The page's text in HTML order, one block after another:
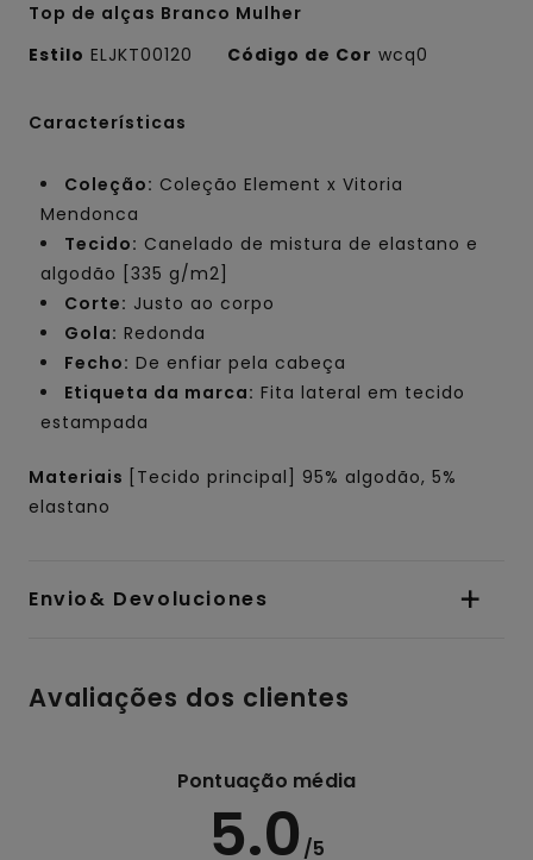
Top de alças Branco Mulher
Estilo ELJKT00120 Código de Cor wcq0
Características
Coleção: Coleção Element x Vitoria
Mendonca
Tecido: Canelado de mistura de elastano e
algodão [335 g/m2]
Corte: Justo ao corpo
Gola: Redonda
Fecho: De enfiar pela cabeça
Etiqueta da marca: Fita lateral em tecido
estampada
Materiais
[Tecido principal] 95% algodão, 5%
elastano
Envio& Devoluciones
Avaliações dos clientes
Pontuação média
5.0 /5